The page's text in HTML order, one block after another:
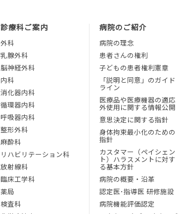
診療科ご案内
外科
乳腺外科
脳神経外科
内科
消化器内科
循環器内科
呼吸器内科
整形外科
麻酔科
リハビリテーション科
放射線科
臨床工学科
薬局
検査科
病院のご紹介
病院の理念
患者さんの権利
子どもの患者権利憲章
「説明と同意」のガイド
ライン
医療品や医療機器の適応
外使用に関する情報公開
意思決定に関する指針
身体拘束最小化のための
指針
カスタマー（ペイシェン
ト）ハラスメントに対す
る基本方針
病院の概要・沿革
認定医･指導医 研修施設
病院機能評価認定